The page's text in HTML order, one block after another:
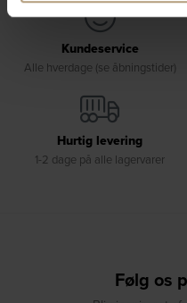
Kundeservice
Alle hverdage (se åbningstider)
Hurtig levering
1-2 dage på alle lagervarer
Følg os